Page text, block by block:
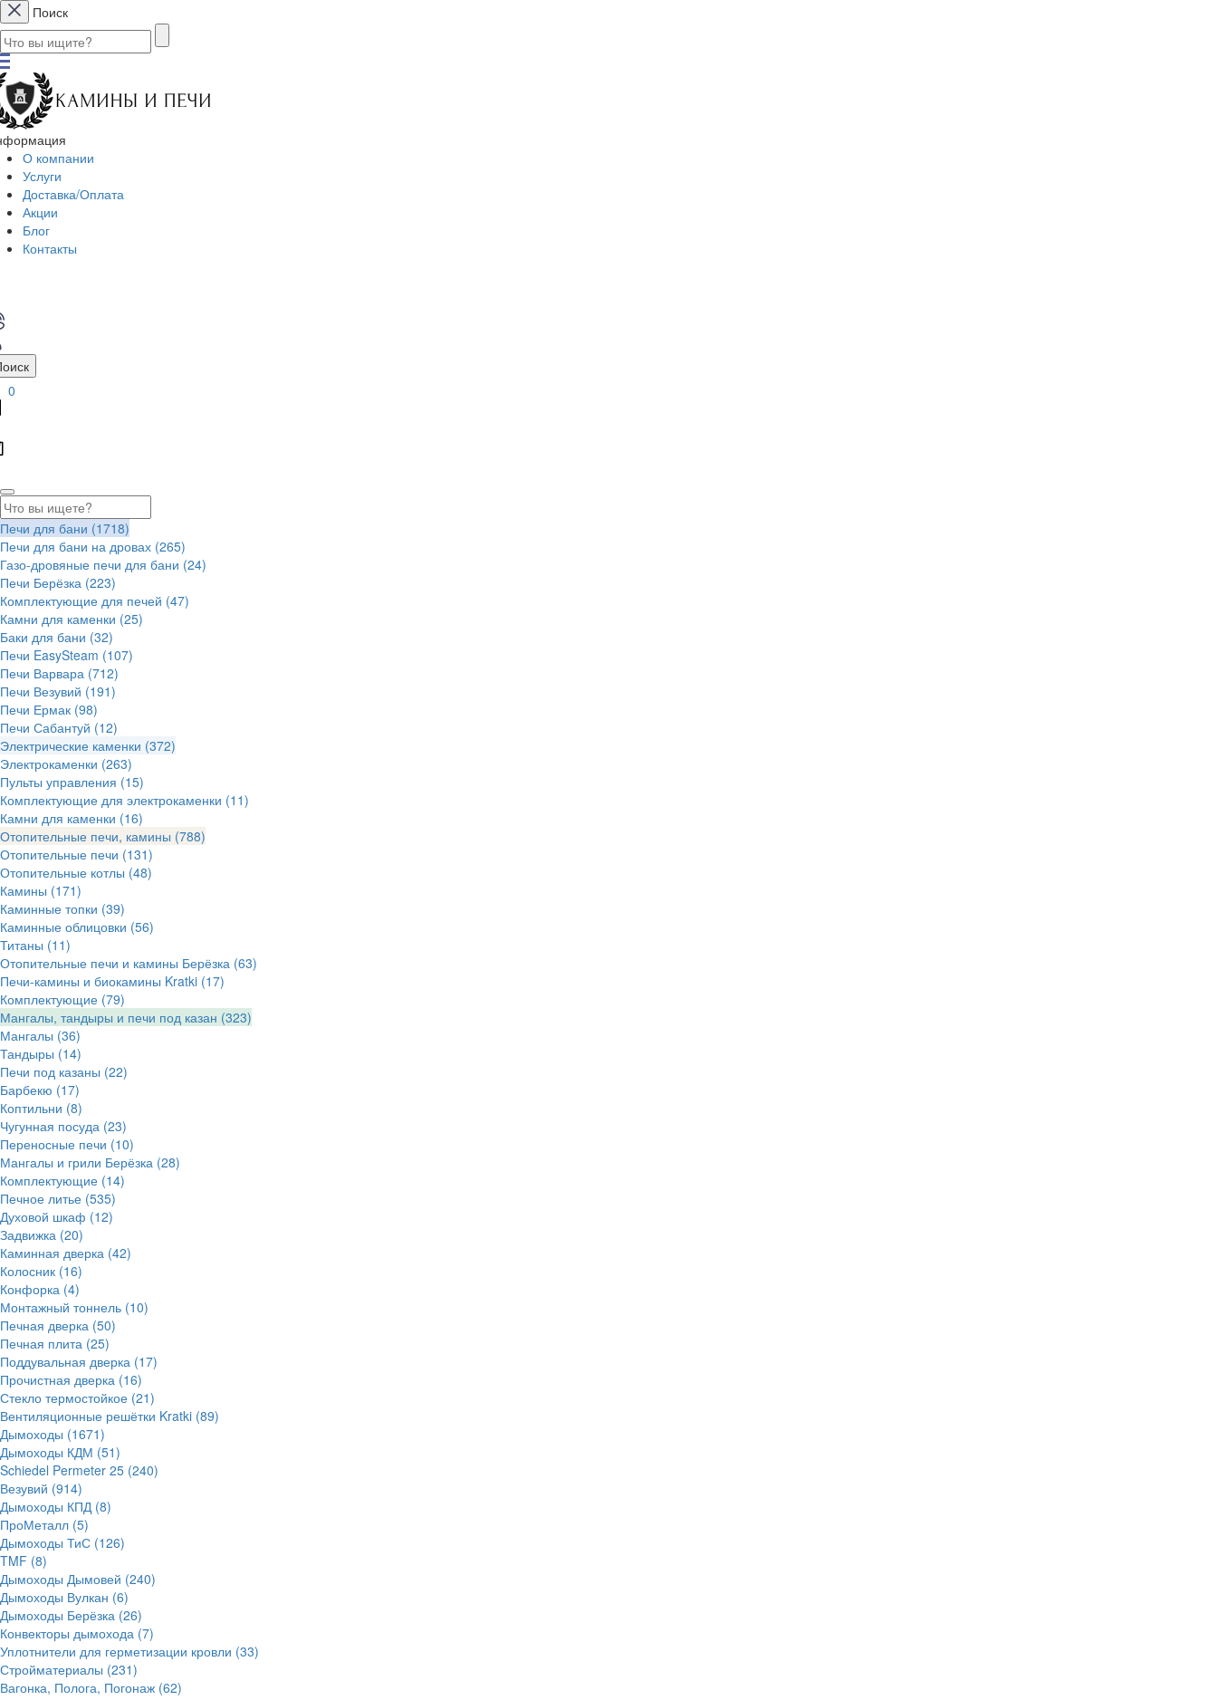
Поиск
О компании
Услуги
Доставка/Оплата
Акции
Блог
Контакты
0
Печи для бани (1718)
Печи для бани на дровах (265)
Газо-дровяные печи для бани (24)
Печи Берёзка (223)
Комплектующие для печей (47)
Камни для каменки (25)
Баки для бани (32)
Печи EasySteam (107)
Печи Варвара (712)
Печи Везувий (191)
Печи Ермак (98)
Печи Сабантуй (12)
Электрические каменки (372)
Электрокаменки (263)
Пульты управления (15)
Комплектующие для электрокаменки (11)
Камни для каменки (16)
Отопительные печи, камины (788)
Отопительные печи (131)
Отопительные котлы (48)
Камины (171)
Каминные топки (39)
Каминные облицовки (56)
Титаны (11)
Отопительные печи и камины Берёзка (63)
Печи-камины и биокамины Kratki (17)
Комплектующие (79)
Мангалы, тандыры и печи под казан (323)
Мангалы (36)
Тандыры (14)
Печи под казаны (22)
Барбекю (17)
Коптильни (8)
Чугунная посуда (23)
Переносные печи (10)
Мангалы и грили Берёзка (28)
Комплектующие (14)
Печное литье (535)
Духовой шкаф (12)
Задвижка (20)
Каминная дверка (42)
Колосник (16)
Конфорка (4)
Монтажный тоннель (10)
Печная дверка (50)
Печная плита (25)
Поддувальная дверка (17)
Прочистная дверка (16)
Стекло термостойкое (21)
Вентиляционные решётки Kratki (89)
Дымоходы (1671)
Дымоходы КДМ (51)
Schiedel Permeter 25 (240)
Везувий (914)
Дымоходы КПД (8)
ПроМеталл (5)
Дымоходы ТиС (126)
TMF (8)
Дымоходы Дымовей (240)
Дымоходы Вулкан (6)
Дымоходы Берёзка (26)
Конвекторы дымохода (7)
Уплотнители для герметизации кровли (33)
Стройматериалы (231)
Вагонка, Полога, Погонаж (62)